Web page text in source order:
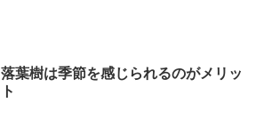
落葉樹は季節を感じられるのがメリッ
ト